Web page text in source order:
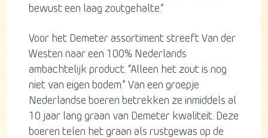
bewust een laag zoutgehalte.”
Voor het Demeter assortiment streeft Van der
Westen naar een 100% Nederlands
ambachtelijk product. “Alleen het zout is nog
niet van eigen bodem.” Van een groepje
Nederlandse boeren betrekken ze inmiddels al
10 jaar lang graan van Demeter kwaliteit. Deze
boeren telen het graan als rustgewas op de